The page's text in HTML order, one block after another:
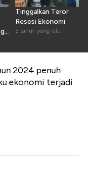
Tinggalkan Teror
Resesi Ekonomi
5 tahun yang lalu
2024 penuh
ekonomi terjadi